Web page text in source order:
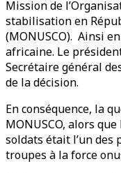
Mission de
stabilisation en
(MONUSCO). Ainsi
africaine. Le
Secrétaire général
de la décision.
En conséquence, la
MONUSCO, alors
soldats était l’un
troupes à la force